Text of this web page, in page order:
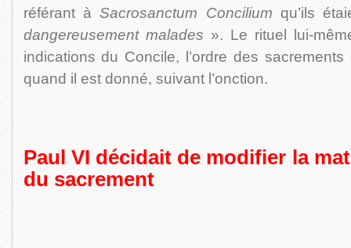
référant àSacrosanctum Concilium qu’ils
dangereusement malades ». Le rituel lui-
indications du Concile, l’ordre des
quand il est donné, suivant l’onction.
Paul VI décidait de modifier la
du sacrement